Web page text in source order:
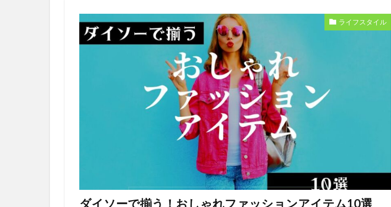
ライフスタイル
ダイソーで揃う！おしゃれファッションアイテム10選